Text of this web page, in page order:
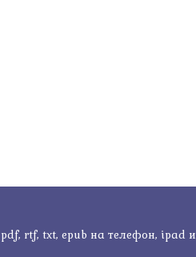
rtf, txt, epub на телефон, ipad и